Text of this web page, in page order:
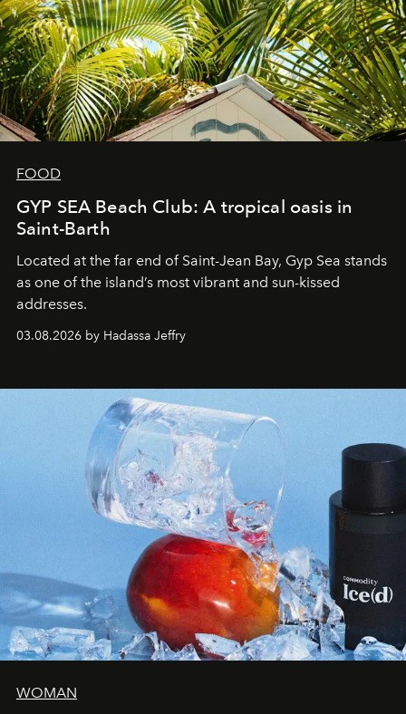
FOOD
GYP SEA Beach Club: A tropical oasis in
Saint-Barth
Located at the far end of Saint-Jean Bay, Gyp Sea stands
as one of the island’s most vibrant and sun-kissed
addresses.
03.08.2026 by Hadassa Jeffry
WOMAN